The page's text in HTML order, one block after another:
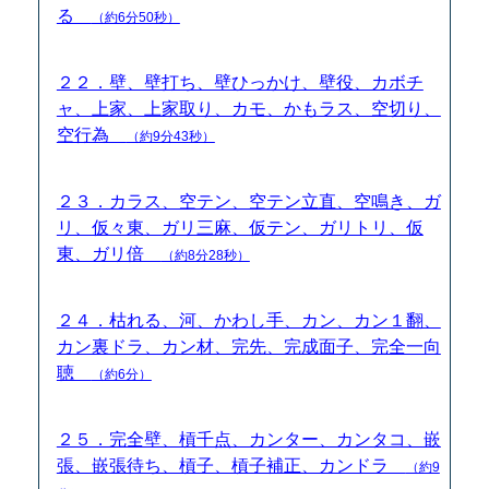
る
（約6分50秒）
２２．壁、壁打ち、壁ひっかけ、壁役、カボチ
ャ、上家、上家取り、カモ、かもラス、空切り、
空行為
（約9分43秒）
２３．カラス、空テン、空テン立直、空鳴き、ガ
リ、仮々東、ガリ三麻、仮テン、ガリトリ、仮
東、ガリ倍
（約8分28秒）
２４．枯れる、河、かわし手、カン、カン１翻、
カン裏ドラ、カン材、完先、完成面子、完全一向
聴
（約6分）
２５．完全壁、槓千点、カンター、カンタコ、嵌
張、嵌張待ち、槓子、槓子補正、カンドラ
（約9